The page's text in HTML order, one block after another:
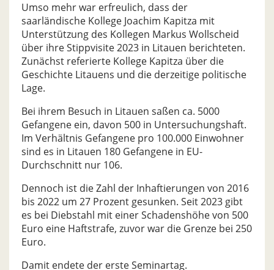
Umso mehr war erfreulich, dass der
saarländische Kollege Joachim Kapitza mit
Unterstützung des Kollegen Markus Wollscheid
über ihre Stippvisite 2023 in Litauen berichteten.
Zunächst referierte Kollege Kapitza über die
Geschichte Litauens und die derzeitige politische
Lage.
Bei ihrem Besuch in Litauen saßen ca. 5000
Gefangene ein, davon 500 in Untersuchungshaft.
Im Verhältnis Gefangene pro 100.000 Einwohner
sind es in Litauen 180 Gefangene in EU-
Durchschnitt nur 106.
Dennoch ist die Zahl der Inhaftierungen von 2016
bis 2022 um 27 Prozent gesunken. Seit 2023 gibt
es bei Diebstahl mit einer Schadenshöhe von 500
Euro eine Haftstrafe, zuvor war die Grenze bei 250
Euro.
Damit endete der erste Seminartag.